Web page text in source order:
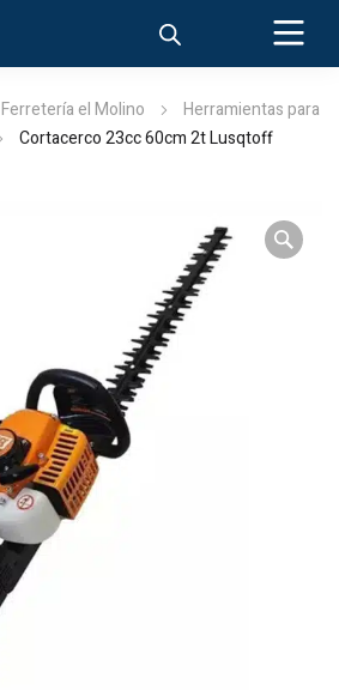
Ferretería el Molino
Herramientas para
Cortacerco 23cc 60cm 2t Lusqtoff